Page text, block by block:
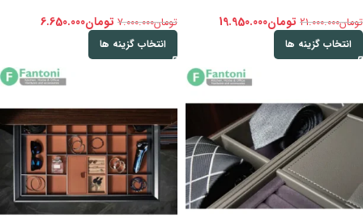
تومان21.000.000 تومان19.950.000
انتخاب گزینه ها
تومان7.000.000 تومان6.650.000
انتخاب گزینه ها